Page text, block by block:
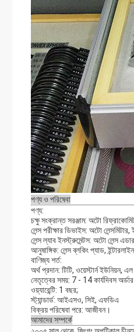
পণ্য ও পরিষেবা
পণ্য:
চক্ষু সংক্রান্ত সরঞ্জাম: অটো
লেন্স পরীক্ষার ডিভাইস: অটো
লেন্স ল্যাব ইনস্ট্রুমেন্টস: অটো লেন্স
আনুষাঙ্গিক: লেন্স ব্লকিং প্যাড,
বাণিজ্য শর্ত:
অর্থ প্রদান: টিটি, ওয়েস্টার্ন ইউনিয়ন,
নেতৃত্বের সময়: 7 - 14 কার্যদিবস
ওয়্যারেন্টি: 1 বছর;
স্ট্যান্ডার্ড: আইএসও, সিই, এফডিএ
বিক্রয় পরিষেবা পরে: আজীবন।
আমাদের সম্পর্কে